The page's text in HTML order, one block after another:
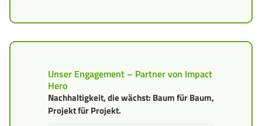
Unser Engagement – Partner von Impact
Hero
Nachhaltigkeit, die wächst: Baum für Baum,
Projekt für Projekt.